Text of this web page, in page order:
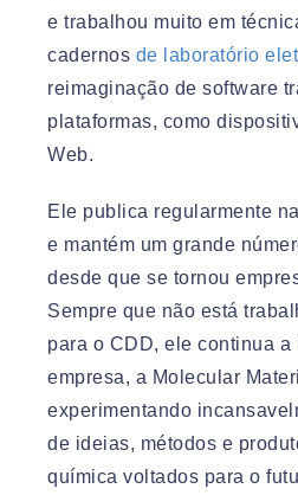
e trabalhou muito em
cadernos de laboratório
reimaginação de software
plataformas, como
Web.
Ele publica regularmente
e mantém um grande
desde que se tornou
Sempre que não está
para o CDD, ele continua a
empresa, a Molecular
experimentando
de ideias, métodos e
química voltados para o